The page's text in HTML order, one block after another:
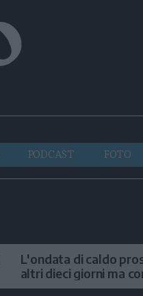
PODCAST FOTO
L'ondata di caldo
altri dieci giorni ma
temporali